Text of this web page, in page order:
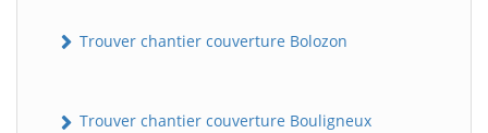
Trouver chantier couverture Bolozon
Trouver chantier couverture Bouligneux